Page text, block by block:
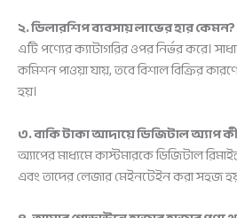
২. ডিলারশিপ ব্যবসায় লাভের হার কেমন?
এটি পণ্যের ক্যাটাগরির ওপর নির্ভর করে।
কমিশন পাওয়া যায়, তবে বিশাল বিক্রির
হয়।
৩. বাকি টাকা আদায়ে ডিজিটাল অ্যাপ
অ্যাপের মাধ্যমে কাস্টমারকে ডিজিটাল
এবং তাদের লেজার মেইনটেইন করা সহজ